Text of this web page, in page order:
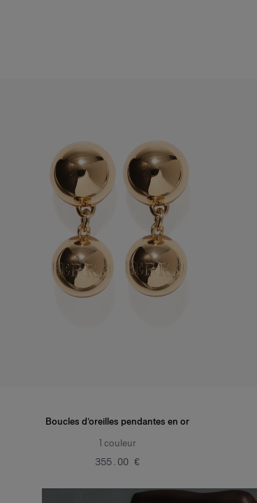
Boucles d’oreilles pendantes en or
1 couleur
‌355.00 €